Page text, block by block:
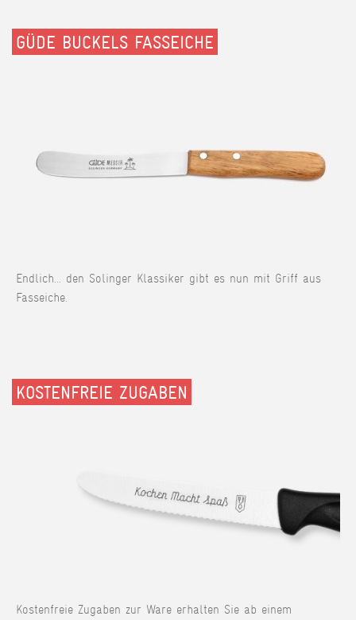
GÜDE BUCKELS FASSEICHE
Endlich... den Solinger Klassiker gibt es nun mit Griff aus
Fasseiche.
KOSTENFREIE ZUGABEN
Kostenfreie Zugaben zur Ware erhalten Sie ab einem